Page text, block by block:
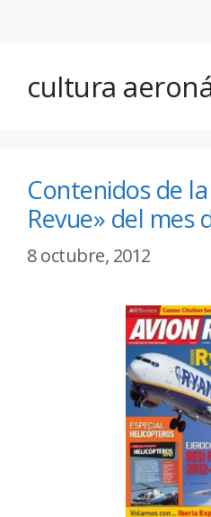
cultura
Contenidos de
Revue» del mes
8 octubre, 2012